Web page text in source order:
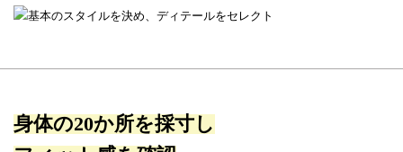
身体の20か所を採寸し